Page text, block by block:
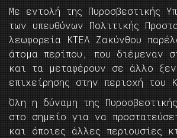
Με εντολή της Πυροσβεστικής
των υπευθύνων Πολιτικής
λεωφορεία ΚΤΕΛ Ζακύνθου
άτομα περίπου, που διέμεναν
και τα μεταφέρουν σε άλλο
επιχείρησης στην περιοχή του
Όλη η δύναμη της
στο σημείο για να
και όποιες άλλες περιουσίες